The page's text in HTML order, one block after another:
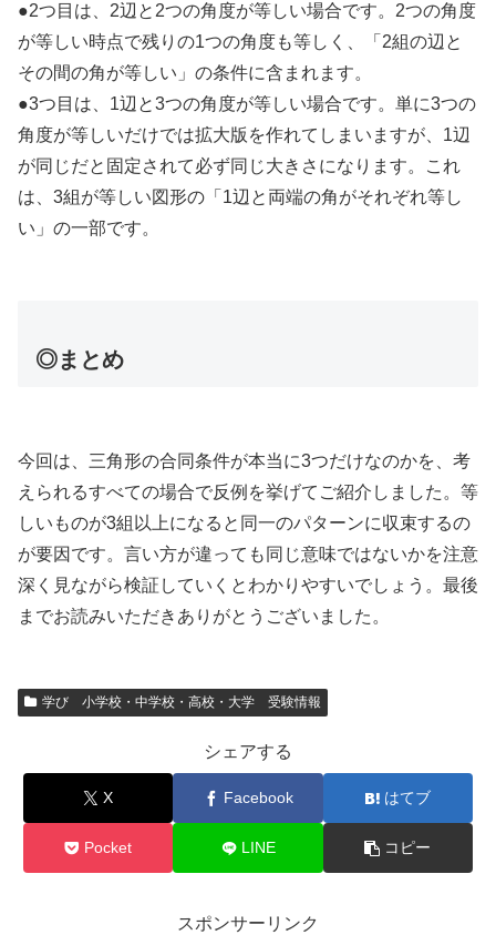
●2つ目は、2辺と2つの角度が等しい場合です。2つの角度
が等しい時点で残りの1つの角度も等しく、「2組の辺と
その間の角が等しい」の条件に含まれます。
●3つ目は、1辺と3つの角度が等しい場合です。単に3つの
角度が等しいだけでは拡大版を作れてしまいますが、1辺
が同じだと固定されて必ず同じ大きさになります。これ
は、3組が等しい図形の「1辺と両端の角がそれぞれ等し
い」の一部です。
◎まとめ
今回は、三角形の合同条件が本当に3つだけなのかを、考
えられるすべての場合で反例を挙げてご紹介しました。等
しいものが3組以上になると同一のパターンに収束するの
が要因です。言い方が違っても同じ意味ではないかを注意
深く見ながら検証していくとわかりやすいでしょう。最後
までお読みいただきありがとうございました。
学び 小学校・中学校・高校・大学 受験情報
シェアする
X Facebook はてブ
Pocket LINE コピー
スポンサーリンク